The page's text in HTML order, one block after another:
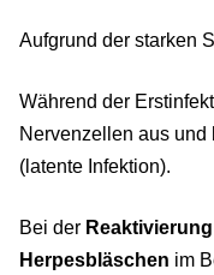
Aufgrund der starken
Während der
Nervenzellen aus
(latente Infektion).
Bei der
Herpesbläschen im